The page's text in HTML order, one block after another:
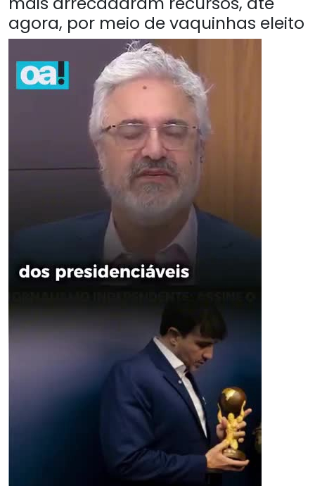
agora, por meio de vaquinhas eleito